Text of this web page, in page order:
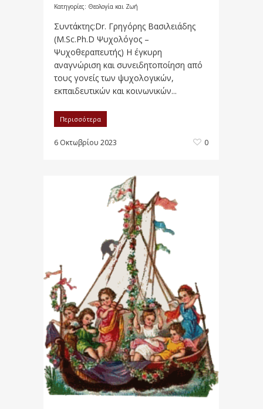
Κατηγορίες: Θεολογία και Ζωή
Συντάκτης:Dr. Γρηγόρης Βασιλειάδης
(M.Sc.Ph.D Ψυχολόγος –
Ψυχοθεραπευτής) Η έγκυρη
αναγνώριση και συνειδητοποίηση από
τους γονείς των ψυχολογικών,
εκπαιδευτικών και κοινωνικών...
Περισσότερα
6 Οκτωβρίου 2023 0